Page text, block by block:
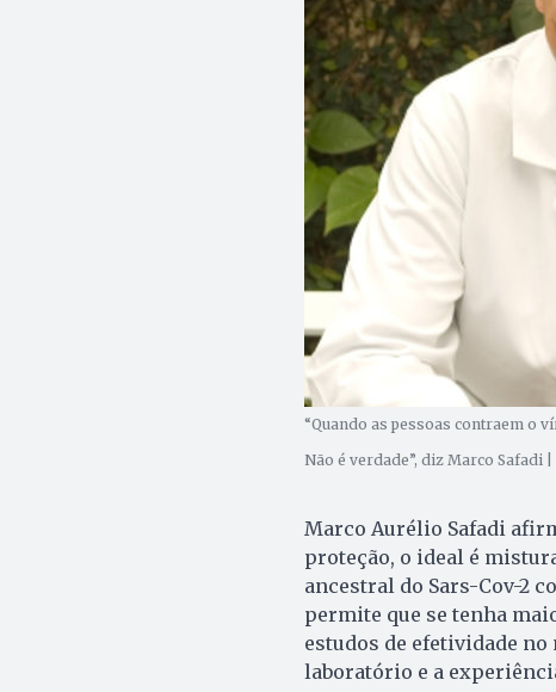
“Quando as pessoas contraem o
Não é verdade”, diz Marco Safadi
Marco Aurélio Safadi
proteção, o ideal é
ancestral do Sars-Cov-2
permite que se tenha
estudos de efetividade
laboratório e a